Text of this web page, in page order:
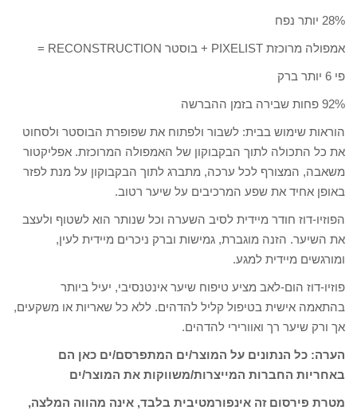
28% יותר נפח
אמפולה מרוכזת PIXELIST + בוסטר RECONSTRUCTION =
פי 6 יותר ברק
92% פחות שבירה בזמן ההברשה
הוראות שימוש בבית: לשבור ולפתוח את שפופרת הבוסטר ולסחוט
את כל התכולה לתוך הבקבוקון של האמפולה המרוכזת. אפליקטור
משאבה, המצורף לכל ערכה, מתברג לתוך הבקבוקון על מנת לפזר
באופן אחיד את שפע המרכיבים על שיער רטוב.
הפוזיו-דוז חודר מיידית לסיב השערה וכל שנותר הוא לשטוף ולעצב
את השיער. הזנה מוגברת, גמישות וברק ניכרים מיידית לעין,
ומורגשים מיידית למגע.
פוזיו-דוז הום-לאב מציע טיפוח שיער אינטנסיבי, יעיל ביותר
בהתאמה אישית בטיפול קליל להדהים. ללא כל שאריות או משקעים,
אך ורק שיער רך ואוורירי להדהים.
הערה: כל הנתונים על המוצר/ים המתפרסם/ים כאן הם
באחריות החברות המייצרות/משווקות את המוצר/ים
מטרת פירסום זה אינפורמטיבית בלבד, אינה מהווה המלצה,